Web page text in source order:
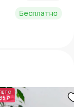
Бесплатно
₽